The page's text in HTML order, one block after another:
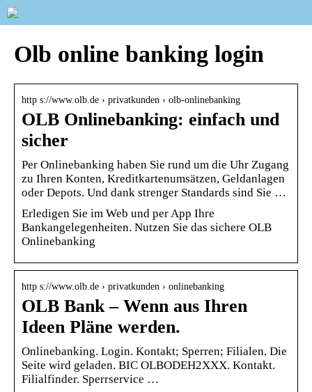
Olb online banking login
http s://www.olb.de › privatkunden › olb-onlinebanking
OLB Onlinebanking: einfach und
sicher
Per Onlinebanking haben Sie rund um die Uhr Zugang
zu Ihren Konten, Kreditkartenumsätzen, Geldanlagen
oder Depots. Und dank strenger Standards sind Sie …
Erledigen Sie im Web und per App Ihre
Bankangelegenheiten. Nutzen Sie das sichere OLB
Onlinebanking
http s://www.olb.de › privatkunden › onlinebanking
OLB Bank – Wenn aus Ihren
Ideen Pläne werden.
Onlinebanking. Login. Kontakt; Sperren; Filialen. Die
Seite wird geladen. BIC OLBODEH2XXX. Kontakt.
Filialfinder. Sperrservice …